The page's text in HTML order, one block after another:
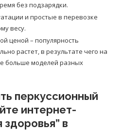
без подзарядки.
и простые в перевозке
весу.
ценой – популярность
растет, в результате чего на
больше моделей разных
перкуссионный
интернет-
здоровья” в